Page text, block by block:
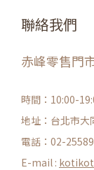
聯絡我們
赤峰零售門
時間：10:00-
地址：台北市大
電話：02-
E-mail :